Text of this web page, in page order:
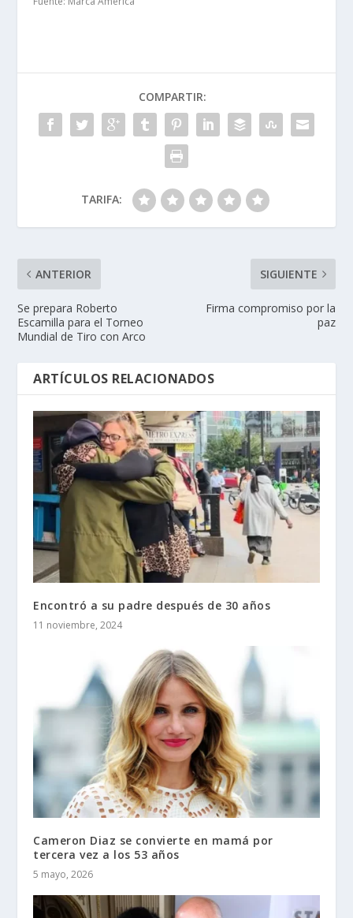
COMPARTIR:
TARIFA:
ANTERIOR
Se prepara Roberto
Escamilla para el Torneo
Mundial de Tiro con Arco
SIGUIENTE
Firma compromiso por la
paz
ARTÍCULOS RELACIONADOS
Encontró a su padre después de 30 años
11 noviembre, 2024
Cameron Diaz se convierte en mamá por
tercera vez a los 53 años
5 mayo, 2026